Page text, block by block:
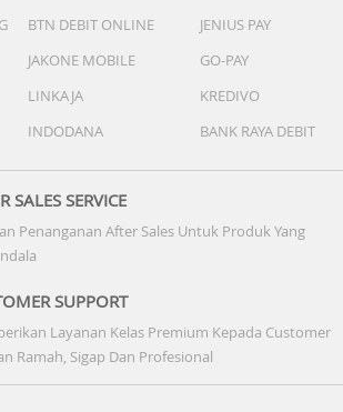
BTN DEBIT ONLINE
JENIUS PAY
JAKONE MOBILE
GO-PAY
LINKAJA
KREDIVO
INDODANA BANK RAYA DEBIT
SALES SERVICE
Penanganan After Sales Untuk Produk Yang
SUPPORT
Layanan Kelas Premium Kepada Customer
Ramah, Sigap Dan Profesional